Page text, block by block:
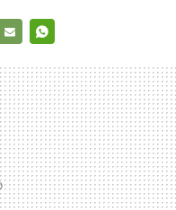
MAIL